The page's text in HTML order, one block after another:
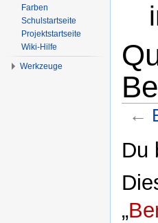
←
Du
„
Farben
Schulstartseite
Projektstartseite
Wiki-Hilfe
Werkzeuge